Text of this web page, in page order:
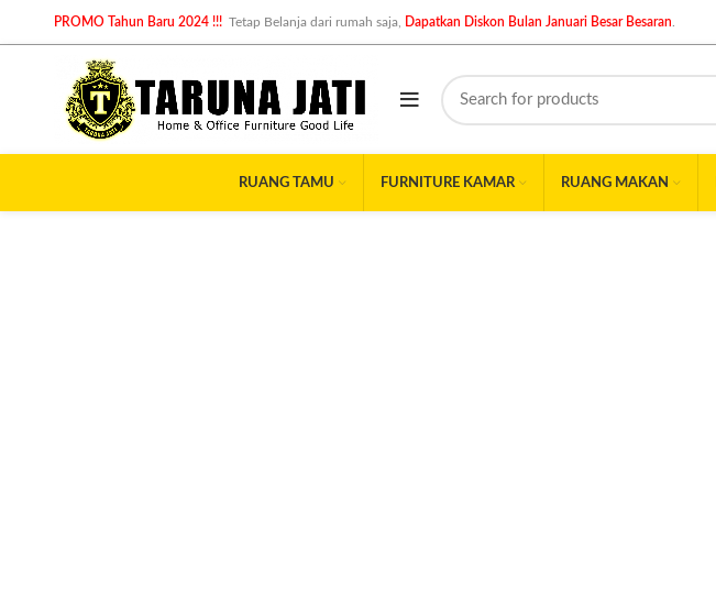
PROMO Tahun Baru 2024 !!! Tetap Belanja dari rumah saja, Dapatkan Diskon Bulan Januari Besar Besaran
RUANG TAMU FURNITURE KAMAR RUANG MAKAN